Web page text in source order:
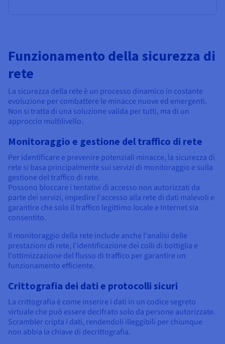
Funzionamento della sicurezza di
rete
La sicurezza della rete è un processo dinamico in costante
evoluzione per combattere le minacce nuove ed emergenti.
Non si tratta di una soluzione valida per tutti, ma di un
approccio multilivello.
Monitoraggio e gestione del traffico di rete
Per identificare e prevenire potenziali minacce, la sicurezza di
rete si basa principalmente sui servizi di monitoraggio e sulla
gestione del traffico di rete.
Possono bloccare i tentativi di accesso non autorizzati da
parte dei servizi, impedire l'accesso alla rete di dati malevoli e
garantire che solo il traffico legittimo locale e Internet sia
consentito.
Il monitoraggio della rete include anche l'analisi delle
prestazioni di rete, l'identificazione dei colli di bottiglia e
l'ottimizzazione del flusso di traffico per garantire un
funzionamento efficiente.
Crittografia dei dati e protocolli sicuri
La crittografia è come inserire i dati in un codice segreto
virtuale che può essere decifrato solo da persone autorizzate.
Scrambler cripta i dati, rendendoli illeggibili per chiunque
non abbia la chiave di decrittografia.